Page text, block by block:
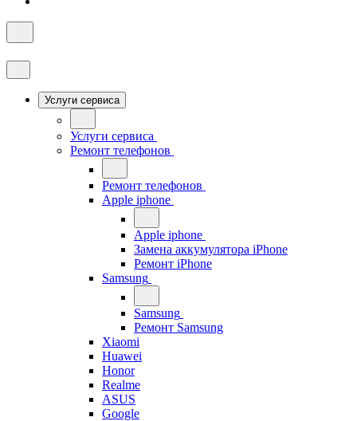
Услуги сервиса
Услуги сервиса
Ремонт телефонов
Ремонт телефонов
Apple iphone
Apple iphone
Замена аккумулятора iPhone
Ремонт iPhone
Samsung
Samsung
Ремонт Samsung
Xiaomi
Huawei
Honor
Realme
ASUS
Google